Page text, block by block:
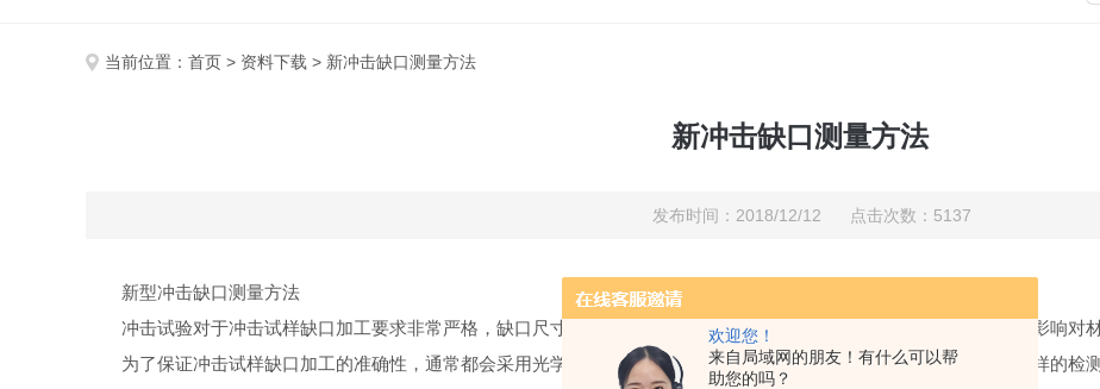
欢迎您！
来自局域网的朋友！有什么可以帮
助您的吗？
当前位置： 首页 > 资料下载 > 新冲击缺口测量方法
新冲击缺口测量方法
发布时间：2018/12/12 点击次数：5137
新型冲击缺口测量方法
冲击试验对于冲击试样缺口加工要求非常严格，缺口尺寸微小的变化，都会影响冲击试验结果造成很大的影响，甚至影响对
为了保证冲击试样缺口加工的准确性，通常都会采用光学投影放大，然后通过模板对比来检测冲击缺口是否合格。这样的检